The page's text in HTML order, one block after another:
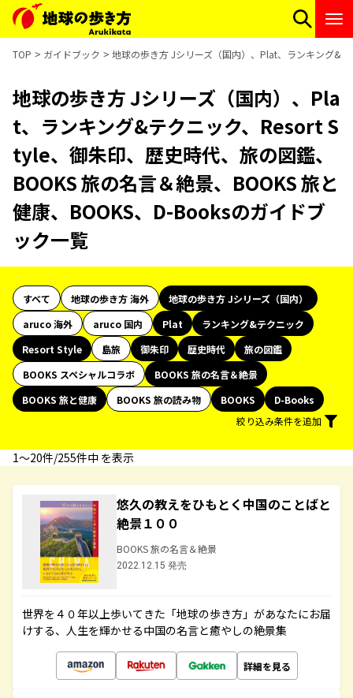
TOP ガイドブック 地球の歩き方 Jシリーズ（国内）、Plat、ランキング&
地球の歩き方 Jシリーズ（国内）、Pla
t、ランキング&テクニック、Resort S
tyle、御朱印、歴史時代、旅の図鑑、
BOOKS 旅の名言＆絶景、BOOKS 旅と
健康、BOOKS、D-Booksのガイドブ
ック一覧
すべて 地球の歩き方 海外
地球の歩き方 Jシリーズ（国内）
aruco 海外
aruco 国内 Plat
ランキング&テクニック
Resort Style
島旅 御朱印 歴史時代
旅の図鑑
BOOKS スペシャルコラボ
BOOKS 旅の名言＆絶景
BOOKS 旅と健康
BOOKS 旅の読み物 BOOKS
D-Books
絞り込み条件を追加
1〜20件/255件中 を表示
悠久の教えをひもとく中国のことばと
絶景１００
BOOKS 旅の名言＆絶景
2022.12.15 発売
世界を４０年以上歩いてきた「地球の歩き方」があなたにお届
けする、人生を輝かせる中国の名言と癒やしの絶景集
詳細を見る